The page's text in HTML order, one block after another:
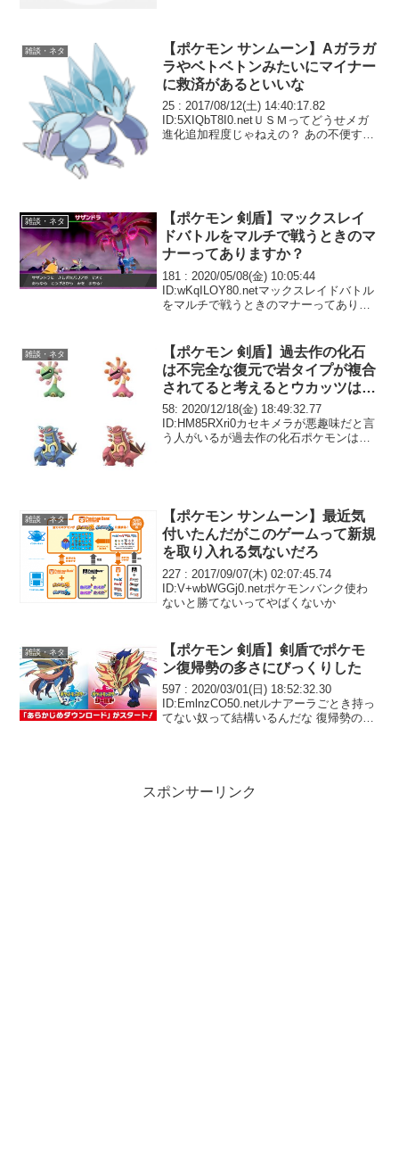
雑談・ネタ
【ポケモン サンムーン】Aガラガ
ラやベトベトンみたいにマイナー
に救済があるといいな
25 : 2017/08/12(土) 14:40:17.82
ID:5XIQbT8I0.netＵＳＭってどうせメガ
進化追加程度じゃねえの？ あの不便すぎ
雑談・ネタ
【ポケモン 剣盾】マックスレイ
ドバトルをマルチで戦うときのマ
ナーってありますか？
181 : 2020/05/08(金) 10:05:44
ID:wKqILOY80.netマックスレイドバトル
をマルチで戦うときのマナーってありま
うのは迷惑ですかね あ...
雑談・ネタ
【ポケモン 剣盾】過去作の化石
は不完全な復元で岩タイプが複合
されてると考えるとウカッツは優
秀なのかもしれない
58: 2020/12/18(金) 18:49:32.77
ID:HM85RXri0カセキメラが悪趣味だと言
う人がいるが過去作の化石ポケモンは不
雑談・ネタ
【ポケモン サンムーン】最近気
付いたんだがこのゲームって新規
を取り入れる気ないだろ
227 : 2017/09/07(木) 02:07:45.74
ID:V+wbWGGj0.netポケモンバンク使わ
ないと勝てないってやばくないか
雑談・ネタ
【ポケモン 剣盾】剣盾でポケモ
ン復帰勢の多さにびっくりした
597 : 2020/03/01(日) 18:52:32.30
ID:EmlnzCO50.netルナアーラごとき持っ
てない奴って結構いるんだな 復帰勢の多
スポンサーリンク